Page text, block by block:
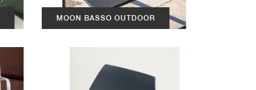
MOON BASSO OUTDOOR